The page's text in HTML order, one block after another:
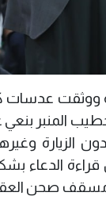
ووثقت عدسات
المنبر بنعي
الزيارة
الدعاء
مسقف صحن